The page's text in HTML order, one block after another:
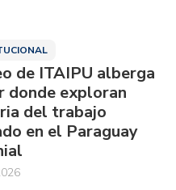
de ITAIPU alberga
donde exploran
del trabajo
en el Paraguay